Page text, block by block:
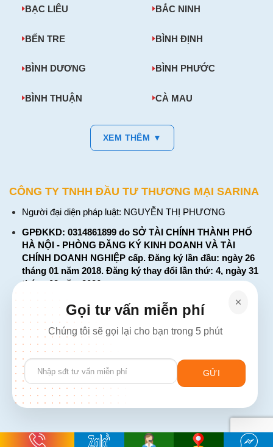
BẠC LIÊU BẮC NINH
BẾN TRE BÌNH ĐỊNH
BÌNH DƯƠNG BÌNH PHƯỚC
BÌNH THUẬN CÀ MAU
XEM THÊM ▼
CÔNG TY TNHH ĐẦU TƯ THƯƠNG MẠI SARINA
Người đại diện pháp luật: NGUYỄN THỊ PHƯƠNG
GPĐKKD: 0314861899 do SỞ TÀI CHÍNH THÀNH PHỐ
HÀ NỘI - PHÒNG ĐĂNG KÝ KINH DOANH VÀ TÀI
CHÍNH DOANH NGHIỆP cấp. Đăng ký lần đầu: ngày 26
tháng 01 năm 2018. Đăng ký thay đổi lần thứ: 4, ngày 31
tháng 03 năm 2026
226 Đường Láng, Đống Đa, Hà Nội
137 Đường Hòa Hưng, Phường 12, Quận 10, TP. Hồ Chí
Minh
Hotline: 1900 2106 - 0386 001 001
Email:Giaiphap3g@gmail.com
Gọi tư vấn miễn phí
Chúng tôi sẽ gọi lại cho bạn trong 5 phút
Please
leave
field